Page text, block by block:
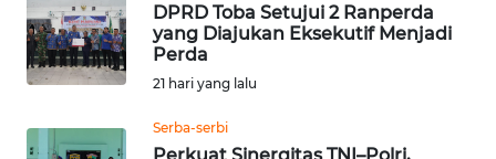
DPRD Toba Setujui 2 Ranperda
yang Diajukan Eksekutif Menjadi
Perda
21 hari yang lalu
Serba-serbi
INTERNASIONAL
SERBA-SERBI
PENDIDIKAN